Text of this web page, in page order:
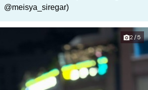
@meisya_siregar)
2/5